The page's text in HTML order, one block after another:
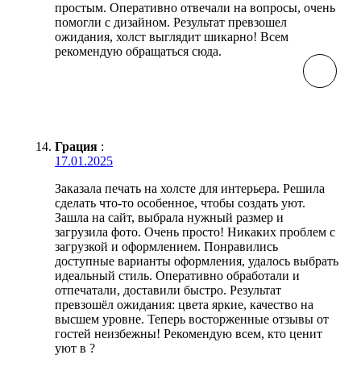
простым. Оперативно отвечали на вопросы, очень
помогли с дизайном. Результат превзошел
ожидания, холст выглядит шикарно! Всем
рекомендую обращаться сюда.
Грация :
17.01.2025
Заказала печать на холсте для интерьера. Решила
сделать что-то особенное, чтобы создать уют.
Зашла на сайт, выбрала нужный размер и
загрузила фото. Очень просто! Никаких проблем с
загрузкой и оформлением. Понравились
доступные варианты оформления, удалось выбрать
идеальный стиль. Оперативно обработали и
отпечатали, доставили быстро. Результат
превзошёл ожидания: цвета яркие, качество на
высшем уровне. Теперь восторженные отзывы от
гостей неизбежны! Рекомендую всем, кто ценит
уют в ?